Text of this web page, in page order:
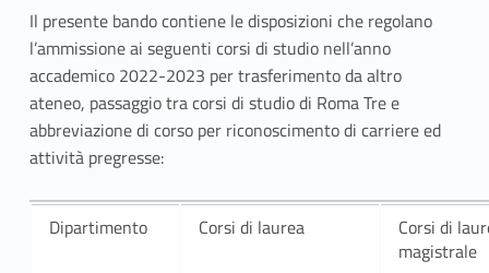
A
r
t
.
1
–
Il presente bando contiene le disposizioni che regolano
l’ammissione ai seguenti corsi di studio nell’anno
accademico 2022-2023 per trasferimento da altro
ateneo, passaggio tra corsi di studio di Roma Tre e
abbreviazione di corso per riconoscimento di carriere ed
attività pregresse:
Dipartimento Corsi di laurea
Corsi di
magistrale